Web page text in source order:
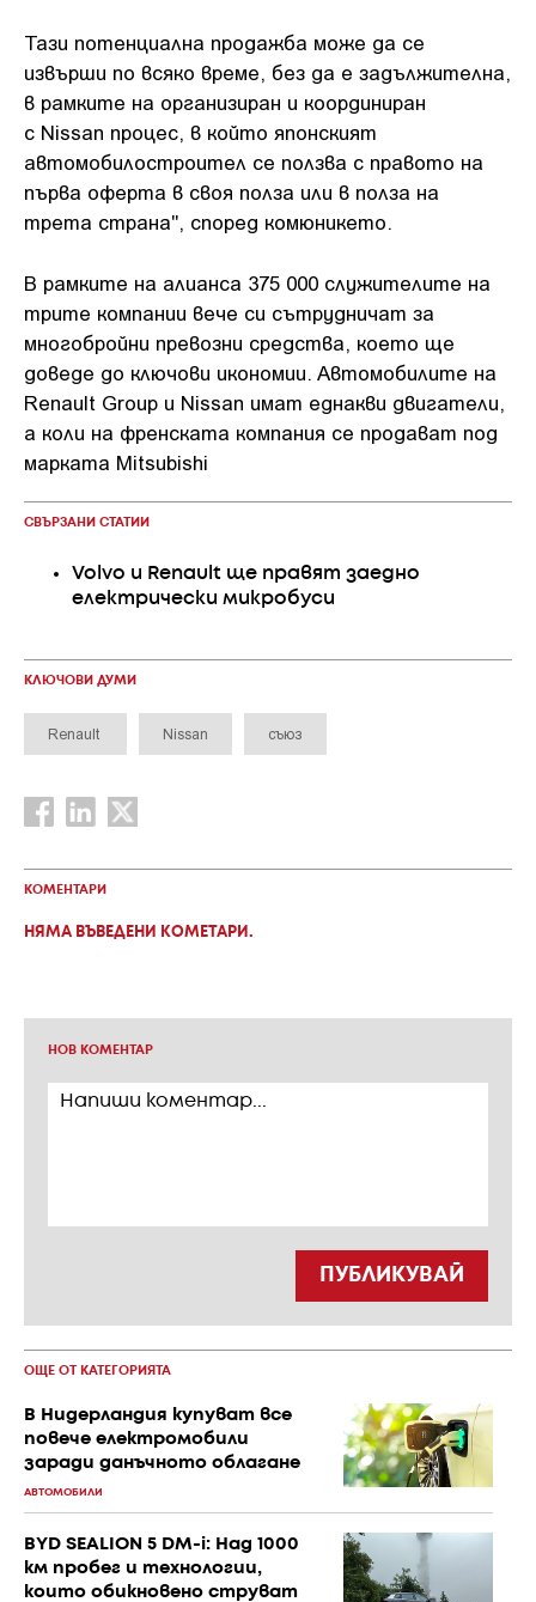
Тази потенциална продажба може да се
извърши по всяко време, без да е задължителна,
в рамките на организиран и координиран
с Nissan процес, в който японският
автомобилостроител се ползва с правото на
първа оферта в своя полза или в полза на
трета страна", според комюникето.
В рамките на алианса 375 000 служителите на
трите компании вече си сътрудничат за
многобройни превозни средства, което ще
доведе до ключови икономии. Автомобилите на
Renault Group и Nissan имат еднакви двигатели,
а коли на френската компания се продават под
марката Mitsubishi
СВЪРЗАНИ СТАТИИ
Volvo и Renault ще правят заедно
електрически микробуси
КЛЮЧОВИ ДУМИ
Renault Nissan съюз
КОМЕНТАРИ
НЯМА ВЪВЕДЕНИ КОМЕТАРИ.
НОВ КОМЕНТАР
ПУБЛИКУВАЙ
ОЩЕ ОТ КАТЕГОРИЯТА
В Нидерландия купуват все
повече електромобили
заради данъчното облагане
АВТОМОБИЛИ
BYD SEALION 5 DM-i: Над 1000
км пробег и технологии,
които обикновено струват